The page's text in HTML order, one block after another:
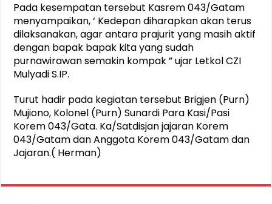
Pada kesempatan tersebut Kasrem 043/Gatam
menyampaikan, ‘ Kedepan diharapkan akan terus
dilaksanakan, agar antara prajurit yang masih aktif
dengan bapak bapak kita yang sudah
purnawirawan semakin kompak ” ujar Letkol CZI
Mulyadi S.IP.
Turut hadir pada kegiatan tersebut Brigjen (Purn)
Mujiono, Kolonel (Purn) Sunardi Para Kasi/Pasi
Korem 043/Gata. Ka/Satdisjan jajaran Korem
043/Gatam dan Anggota Korem 043/Gatam dan
Jajaran.( Herman)